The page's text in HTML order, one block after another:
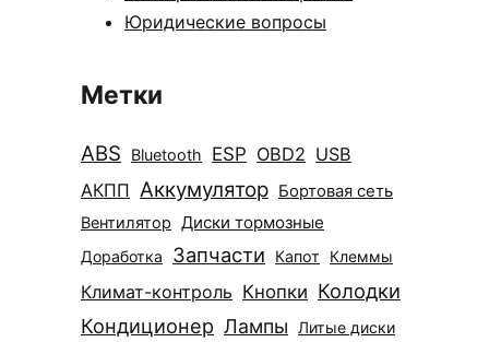
Юридические вопросы
Метки
ABS Bluetooth ESP OBD2 USB
АКПП Аккумулятор Бортовая сеть
Вентилятор Диски тормозные
Доработка Запчасти Капот Клеммы
Климат-контроль Кнопки Колодки
Кондиционер Лампы Литые диски